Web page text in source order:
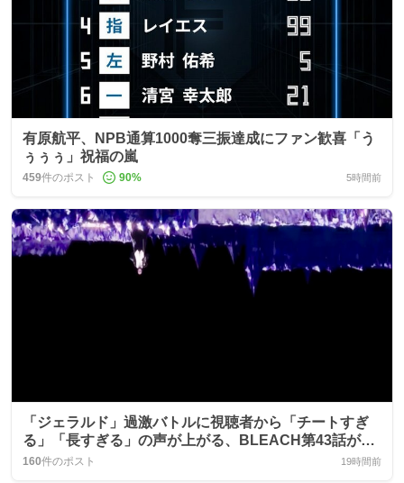
有原航平、NPB通算1000奪三振達成にファン歓喜「う
ぅぅぅ」祝福の嵐
459件のポスト 90% 5時間前
「ジェラルド」過激バトルに視聴者から「チートすぎ
る」「長すぎる」の声が上がる、BLEACH第43話が話
題に
160件のポスト 19時間前